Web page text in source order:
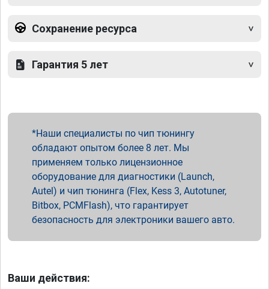
Сохранение ресурса
Гарантия 5 лет
Наши специалисты по чип тюнингу
обладают опытом более 8 лет. Мы
применяем только лицензионное
оборудование для диагностики (Launch,
Autel) и чип тюнинга (Flex, Kess 3, Autotuner,
Bitbox, PCMFlash), что гарантирует
безопасность для электроники вашего авто.
Ваши действия: